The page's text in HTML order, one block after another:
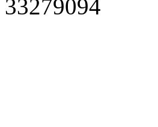
33279094